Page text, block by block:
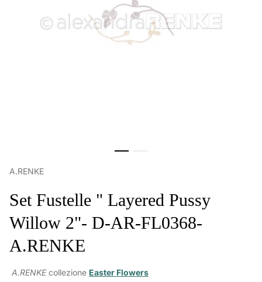
A.RENKE
Set Fustelle " Layered Pussy
Willow 2"- D-AR-FL0368-
A.RENKE
A.RENKE collezione Easter Flowers